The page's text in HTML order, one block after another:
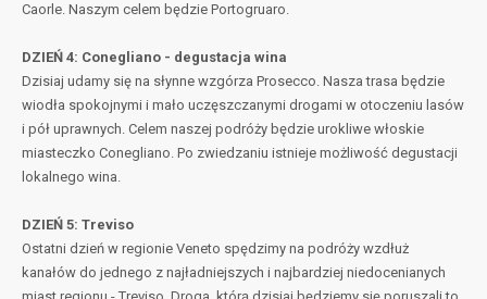
Caorle. Naszym celem będzie Portogruaro.
DZIEŃ 4: Conegliano - degustacja wina
Dzisiaj udamy się na słynne wzgórza Prosecco. Nasza trasa będzie
wiodła spokojnymi i mało uczęszczanymi drogami w otoczeniu lasów
i pół uprawnych. Celem naszej podróży będzie urokliwe włoskie
miasteczko Conegliano. Po zwiedzaniu istnieje możliwość degustacji
lokalnego wina.
DZIEŃ 5: Treviso
Ostatni dzień w regionie Veneto spędzimy na podróży wzdłuż
kanałów do jednego z najładniejszych i najbardziej niedocenianych